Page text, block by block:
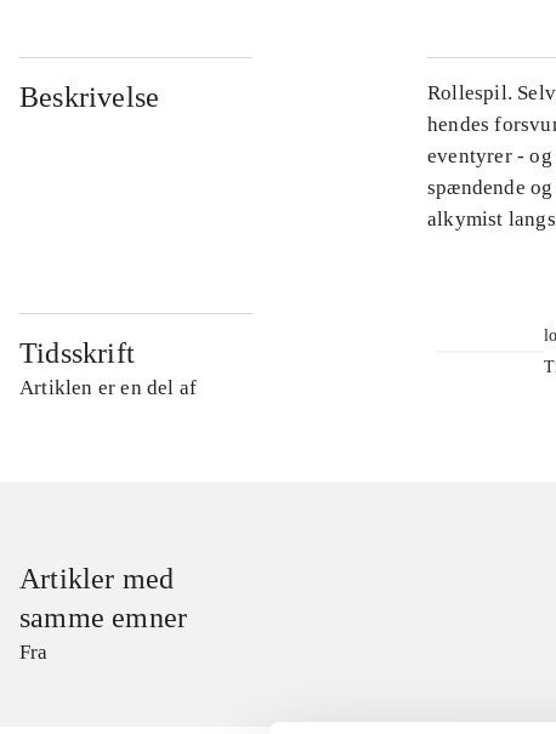
Beskrivelse
Rollespil.
hendes
eventyrer -
spændende
alkymist
Tidsskrift
Artiklen er en del af
Artikler med
samme emner
Fra